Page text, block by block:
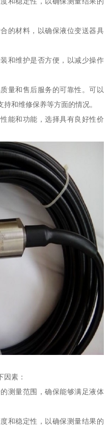
的材料，以确保液位变送器具
和维护是否方便，以减少操作
量和售后服务的可靠性。可以
和维修保养等方面的情况。
能和功能，选择具有良好性价
素：
测量范围，确保能够满足液体
和稳定性，以确保测量结果的